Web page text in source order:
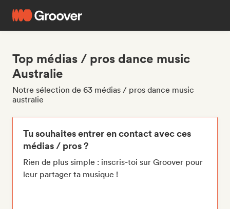
Top médias / pros dance music
Australie
Notre sélection de 63 médias / pros dance music
australie
Tu souhaites entrer en contact avec ces
médias / pros ?
Rien de plus simple : inscris-toi sur Groover pour
leur partager ta musique !